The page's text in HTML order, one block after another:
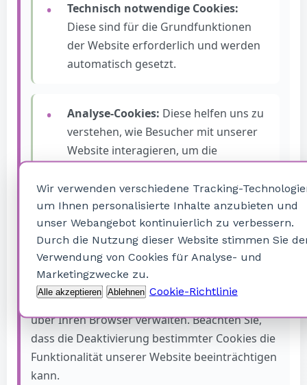
Technisch notwendige Cookies:
Diese sind für die Grundfunktionen
der Website erforderlich und werden
automatisch gesetzt.
Analyse-Cookies: Diese helfen uns zu
verstehen, wie Besucher mit unserer
Website interagieren, um die
Marketing-Cookies:Diese werden
nur mit Ihrer Einwilligung gesetzt und
dienen der personalisierten Werbung.
Sie können Ihre Cookie-Einstellungen jederzeit
über Ihren Browser verwalten. Beachten Sie,
dass die Deaktivierung bestimmter Cookies die
Funktionalität unserer Website beeinträchtigen
kann.
Wir verwenden verschiedene Tracking-
um Ihnen personalisierte Inhalte anzubieten und
unser Webangebot kontinuierlich zu verbessern.
Durch die Nutzung dieser Website stimmen Sie
Verwendung von Cookies für Analyse- und
Marketingzwecke zu.
Alle akzeptieren Ablehnen Cookie-Richtlinie